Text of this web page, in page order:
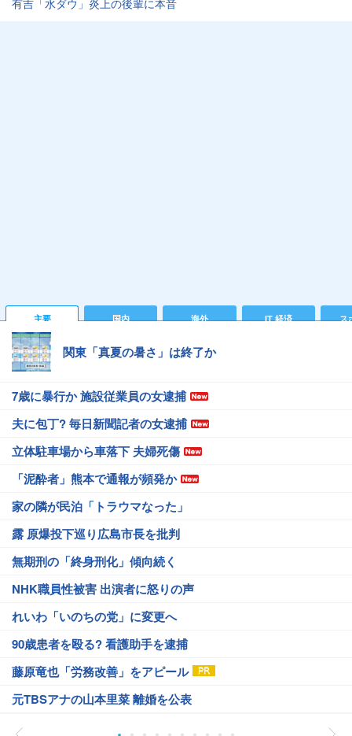
有吉「水ダウ」炎上の後輩に本音
主要 国内 海外 IT 経済 ス
関東「真夏の暑さ」は終了か
7歳に暴行か 施設従業員の女逮捕
夫に包丁? 毎日新聞記者の女逮捕
立体駐車場から車落下 夫婦死傷
「泥酔者」熊本で通報が頻発か
家の隣が民泊「トラウマなった」
露 原爆投下巡り広島市長を批判
無期刑の「終身刑化」傾向続く
NHK職員性被害 出演者に怒りの声
れいわ「いのちの党」に変更へ
90歳患者を殴る? 看護助手を逮捕
藤原竜也「労務改善」をアピール
元TBSアナの山本里菜 離婚を公表